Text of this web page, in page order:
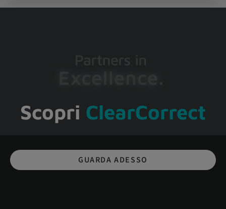
Scopri ClearCorrect
GUARDA ADESSO